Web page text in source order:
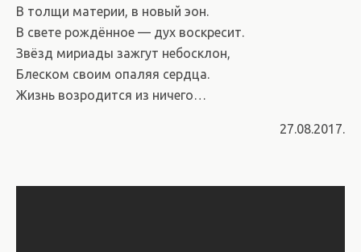
В толщи материи, в новый эон.
В свете рождённое — дух воскресит.
Звёзд мириады зажгут небосклон,
Блеском своим опаляя сердца.
Жизнь возродится из ничего…
27.08.2017.